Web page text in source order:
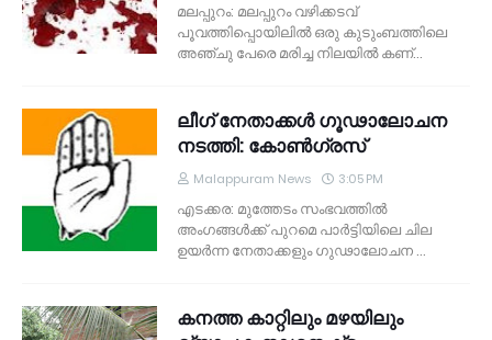
മലപ്പുറം: മലപ്പുറം വഴിക്കടവ്
പൂവത്തിപ്പൊയിലില്‍ ഒരു കുടുംബത്തിലെ
അഞ്ചു പേരെ മരിച്ച നിലയില്‍ കണ്…
ലീഗ് നേതാക്കള്‍ ഗൂഢാലോചന
നടത്തി: കോണ്‍ഗ്രസ്
Malappuram News 3:05 PM
എടക്കര: മുത്തേടം സംഭവത്തില്‍
അംഗങ്ങള്‍ക്ക് പുറമെ പാര്‍ട്ടിയിലെ ചില
ഉയര്‍ന്ന നേതാക്കളും ഗുഢാലോചന …
കനത്ത കാറ്റിലും മഴയിലും